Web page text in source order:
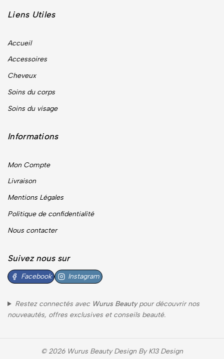
Liens Utiles
Accueil
Accessoires
Cheveux
Soins du corps
Soins du visage
Informations
Mon Compte
Livraison
Mentions Légales
Politique de confidentialité
Nous contacter
Suivez nous sur
Facebook Instagram
Restez connectés avec Wurus Beautypour découvrir nos
nouveautés, offres exclusives et conseils beauté.
© 2026 Wurus Beauty Design By K13 Design